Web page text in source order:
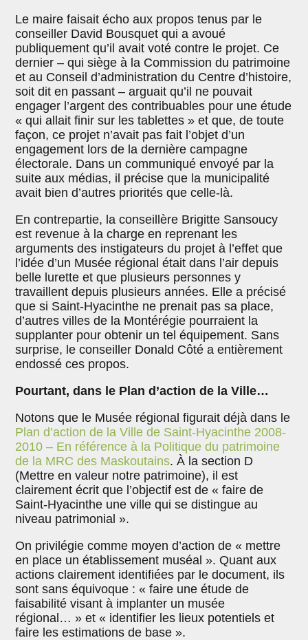
Le maire faisait écho aux propos tenus par le
conseiller David Bousquet qui a avoué
publiquement qu’il avait voté contre le projet. Ce
dernier – qui siège à la Commission du patrimoine
et au Conseil d’administration du Centre d’histoire,
soit dit en passant – arguait qu’il ne pouvait
engager l’argent des contribuables pour une étude
« qui allait finir sur les tablettes » et que, de toute
façon, ce projet n’avait pas fait l’objet d’un
engagement lors de la dernière campagne
électorale. Dans un communiqué envoyé par la
suite aux médias, il précise que la municipalité
avait bien d’autres priorités que celle-là.
En contrepartie, la conseillère Brigitte Sansoucy
est revenue à la charge en reprenant les
arguments des instigateurs du projet à l’effet que
l’idée d’un Musée régional était dans l’air depuis
belle lurette et que plusieurs personnes y
travaillent depuis plusieurs années. Elle a précisé
que si Saint-Hyacinthe ne prenait pas sa place,
d’autres villes de la Montérégie pourraient la
supplanter pour obtenir un tel équipement. Sans
surprise, le conseiller Donald Côté a entièrement
endossé ces propos.
Pourtant, dans le Plan d’action de la Ville…
Notons que le Musée régional figurait déjà dans le
Plan d’action de la Ville de Saint-Hyacinthe 2008-
2010 – En référence à la Politique du patrimoine
de la MRC des Maskoutains. À la section D
(Mettre en valeur notre patrimoine), il est
clairement écrit que l’objectif est de « faire de
Saint-Hyacinthe une ville qui se distingue au
niveau patrimonial ».
On privilégie comme moyen d’action de « mettre
en place un établissement muséal ». Quant aux
actions clairement identifiées par le document, ils
sont sans équivoque : « faire une étude de
faisabilité visant à implanter un musée
régional… » et « identifier les lieux potentiels et
faire les estimations de base ».